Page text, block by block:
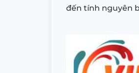
đến tính nguyên